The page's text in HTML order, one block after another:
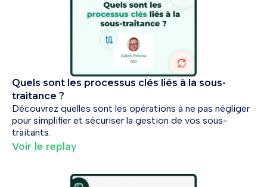
Quels sont les processus clés liés à la sous-
traitance ?
Découvrez quelles sont les opérations à ne pas négliger
pour simplifier et sécuriser la gestion de vos sous-
traitants.
Voir le replay